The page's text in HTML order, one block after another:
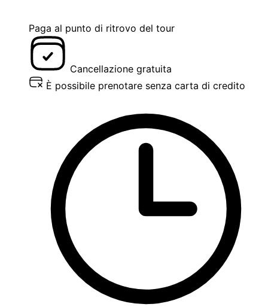
Paga al punto di ritrovo del tour
Cancellazione gratuita
È possibile prenotare senza carta di credito